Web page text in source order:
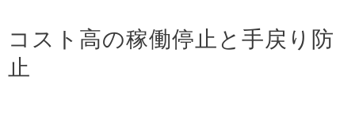
コスト高の稼働停止と手戻り防
止